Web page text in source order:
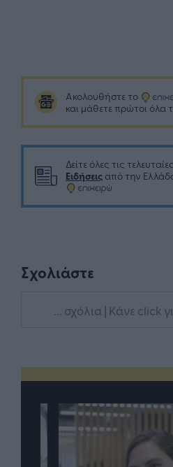
Ακολουθήστε το
και μάθετε πρώτοι όλα
Δείτε όλες τις
Ειδήσεις από την
Σχολιάστε
... σχόλια | Κάνε click